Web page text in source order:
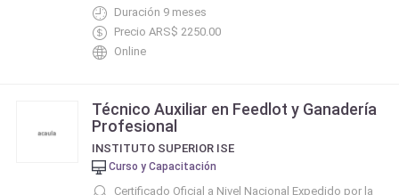
Duración 9 meses
Precio ARS$ 2250.00
Online
Técnico Auxiliar en Feedlot y Ganadería
Profesional
INSTITUTO SUPERIOR ISE
Curso y Capacitación
Certificado Oficial a Nivel Nacional Expedido por la